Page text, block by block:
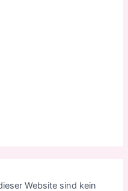
Website sind kein